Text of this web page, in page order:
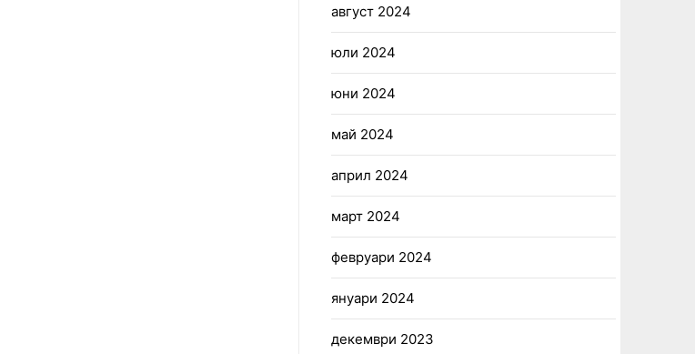
август 2024
юли 2024
юни 2024
май 2024
април 2024
март 2024
февруари 2024
януари 2024
декември 2023